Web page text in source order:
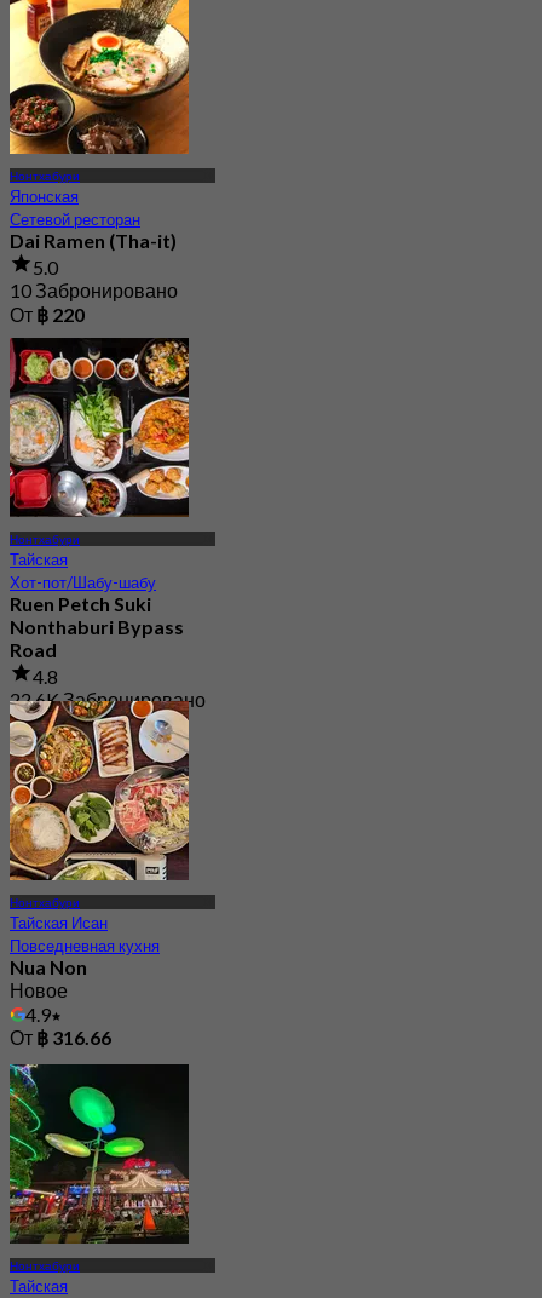
Нонтхабури
Японская
Сетевой ресторан
Dai Ramen (Tha-it)
5.0
10 Забронировано
От ฿ 220
Нонтхабури
Тайская
Хот-пот/Шабу-шабу
Ruen Petch Suki
Nonthaburi Bypass
Road
4.8
22.6K Забронировано
От฿ 399
Нонтхабури
Тайская Исан
Повседневная кухня
Nua Non
Новое
4.9
От ฿ 316.66
Нонтхабури
Тайская